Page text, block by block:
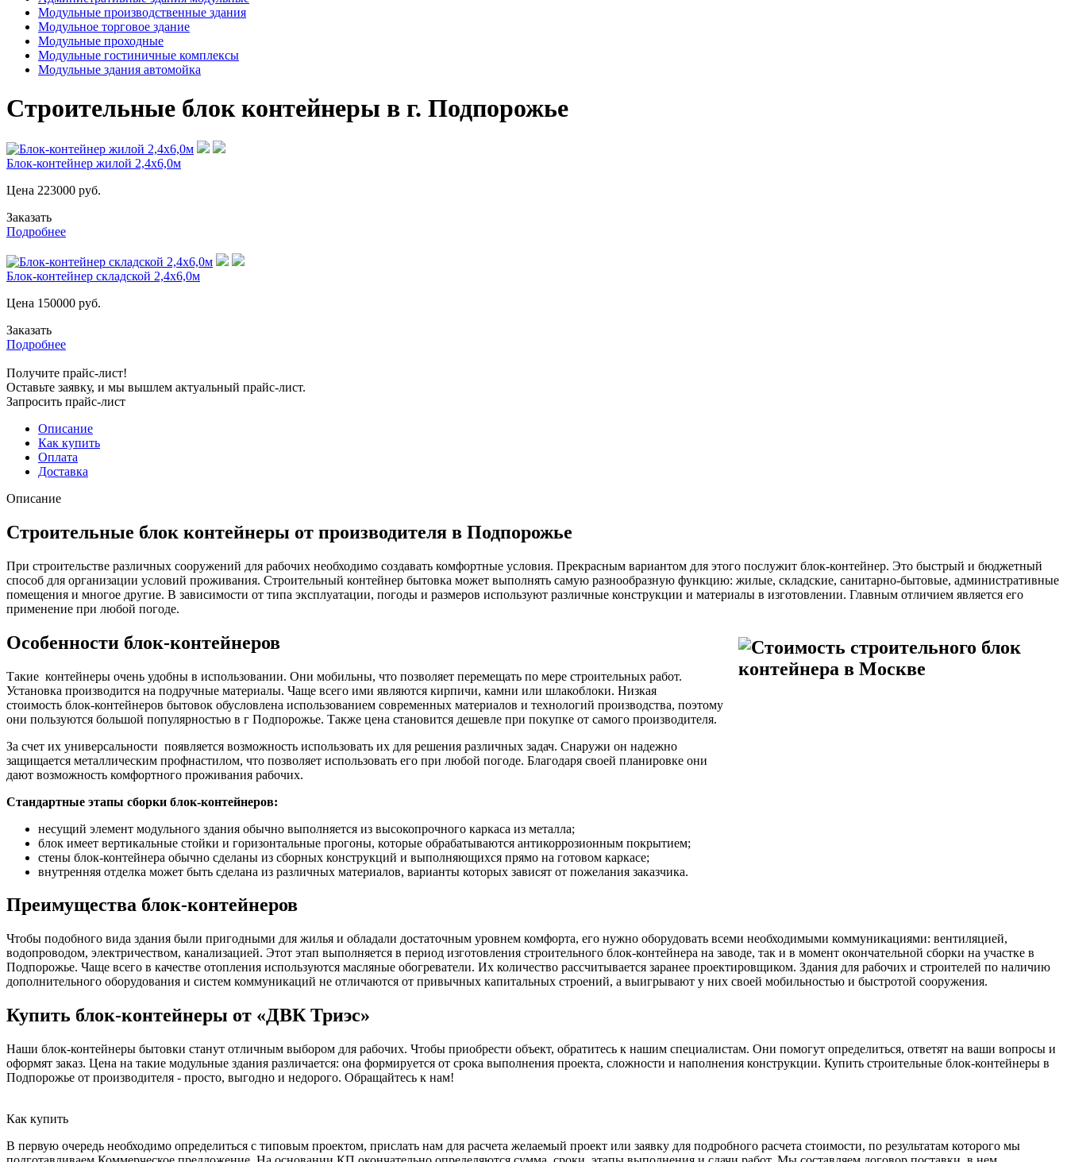
Модульные производственные здания
Модульное торговое здание
Модульные проходные
Модульные гостиничные комплексы
Модульные здания автомойка
Строительные блок контейнеры в г. Подпорожье
Блок-контейнер жилой 2,4х6,0м
Цена 223000 руб.
Заказать
Подробнее
Блок-контейнер складской 2,4х6,0м
Цена 150000 руб.
Заказать
Подробнее
Получите прайс-лист!
Оставьте заявку, и мы вышлем актуальный прайс-лист.
Запросить прайс-лист
Описание
Как купить
Оплата
Доставка
Описание
Строительные блок контейнеры от производителя в Подпорожье
При строительстве различных сооружений для рабочих необходимо создавать комфортные условия. Прекрасным вариантом для этого послужит блок-контейнер. Это быстрый и бюджетный
способ для организации условий проживания. Строительный контейнер бытовка может выполнять самую разнообразную функцию: жилые, складские, санитарно-бытовые, административные
помещения и многое другие. В зависимости от типа эксплуатации, погоды и размеров используют различные конструкции и материалы в изготовлении. Главным отличием является его
применение при любой погоде.
Особенности блок-контейнеров
Такие контейнеры очень удобны в использовании. Они мобильны, что позволяет перемещать по мере строительных работ.
Установка производится на подручные материалы. Чаще всего ими являются кирпичи, камни или шлакоблоки. Низкая
стоимость блок-контейнеров бытовок обусловлена использованием современных материалов и технологий производства, поэтому
они пользуются большой популярностью в г Подпорожье. Также цена становится дешевле при покупке от самого производителя.
За счет их универсальности появляется возможность использовать их для решения различных задач. Снаружи он надежно
защищается металлическим профнастилом, что позволяет использовать его при любой погоде. Благодаря своей планировке они
дают возможность комфортного проживания рабочих.
Стандартные этапы сборки блок-контейнеров:
несущий элемент модульного здания обычно выполняется из высокопрочного каркаса из металла;
блок имеет вертикальные стойки и горизонтальные прогоны, которые обрабатываются антикоррозионным покрытием;
стены блок-контейнера обычно сделаны из сборных конструкций и выполняющихся прямо на готовом каркасе;
внутренняя отделка может быть сделана из различных материалов, варианты которых зависят от пожелания заказчика.
Преимущества блок-контейнеров
Чтобы подобного вида здания были пригодными для жилья и обладали достаточным уровнем комфорта, его нужно оборудовать всеми необходимыми коммуникациями: вентиляцией,
водопроводом, электричеством, канализацией. Этот этап выполняется в период изготовления строительного блок-контейнера на заводе, так и в момент окончательной сборки на участке в
Подпорожье. Чаще всего в качестве отопления используются масляные обогреватели. Их количество рассчитывается заранее проектировщиком. Здания для рабочих и строителей по наличию
дополнительного оборудования и систем коммуникаций не отличаются от привычных капитальных строений, а выигрывают у них своей мобильностью и быстротой сооружения.
Купить блок-контейнеры от «ДВК Триэс»
Наши блок-контейнеры бытовки станут отличным выбором для рабочих. Чтобы приобрести объект, обратитесь к нашим специалистам. Они помогут определиться, ответят на ваши вопросы и
оформят заказ. Цена на такие модульные здания различается: она формируется от срока выполнения проекта, сложности и наполнения конструкции. Купить строительные блок-контейнеры в
Подпорожье от производителя - просто, выгодно и недорого. Обращайтесь к нам!
Как купить
В первую очередь необходимо определиться с типовым проектом, прислать нам для расчета желаемый проект или заявку для подробного расчета стоимости, по результатам которого мы